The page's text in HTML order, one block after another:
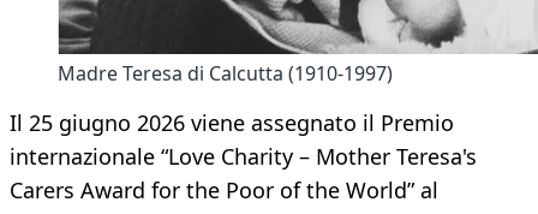
Madre Teresa di Calcutta (1910-1997)
Il 25 giugno 2026 viene assegnato il Premio
internazionale “Love Charity – Mother Teresa's
Carers Award for the Poor of the World” al